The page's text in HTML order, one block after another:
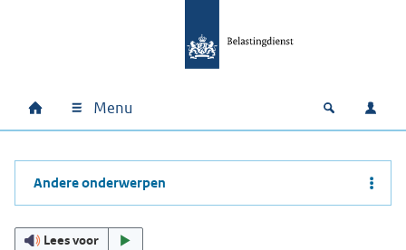
Hoofdnavigatie
Home Menu Open
Andere onderwerpen
Lees voor